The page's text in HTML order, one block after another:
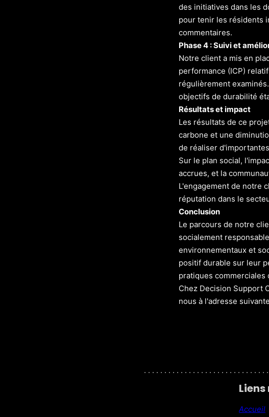
des initiatives dans les
pour tenir les résidents
commentaires.
Phase 4 : Suivi et
Notre client a mis en
performance (ICP)
régulièrement
objectifs de durabilité
Résultats et impact
Les résultats de ce
carbone et une
de réaliser
Sur le plan social,
accrues, et la
L'engagement de notre
réputation dans le
Conclusion
Le parcours de notre
socialement
environnementaux et
positif durable sur leur
pratiques commerciales
Chez Decision Support
nous à l'adresse
. . . . . . . . . . . . . . . . . . . . . . . . . . . . .
Accueil